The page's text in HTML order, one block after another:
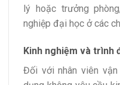
lý hoặc trưởng
nghiệp đại học ở các
Kinh nghiệm và trình
Đối với nhân viên vận